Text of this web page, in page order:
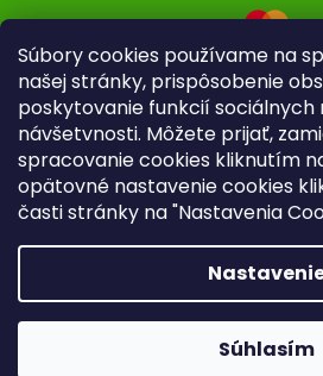
Súbory cookies používame na
našej stránky, prispôsobenie
poskytovanie funkcií sociálnych
návšetvnosti. Môžete prijať,
spracovanie cookies kliknutím
opätovné nastavenie cookies
časti stránky na "Nastavenia
Súhlasím
Pre firmy Poradenstvo
iliek.sk. Všetky
nastavenie